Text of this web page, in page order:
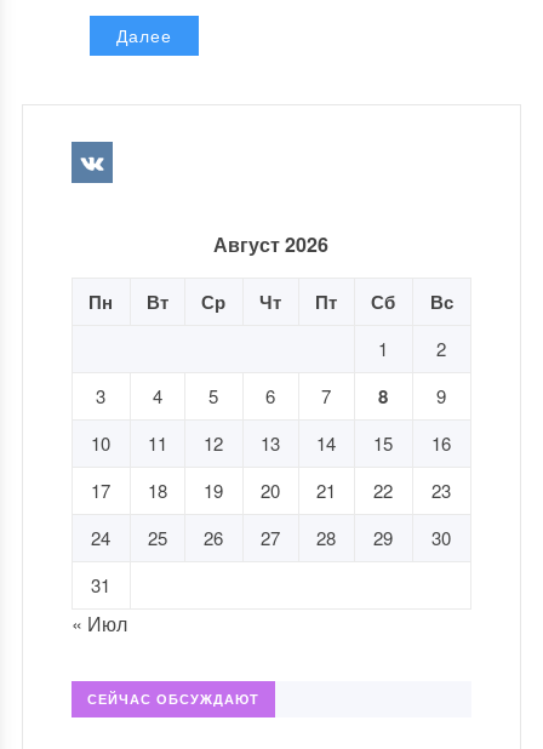
Далее
Август 2026
Пн Вт Ср Чт Пт Сб Вс
1
2
3
4 5 6 7 8
9
10
11 12 13 14 15
16
17
18 19 20 21 22
23
24
25 26 27 28 29
30
31
« Июл
СЕЙЧАС ОБСУЖДАЮТ